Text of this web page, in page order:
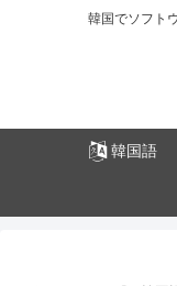
韓国でソフト
韓国語